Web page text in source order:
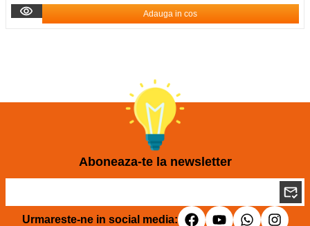
Adauga in cos
Aboneaza-te la newsletter
Urmareste-ne in social media: